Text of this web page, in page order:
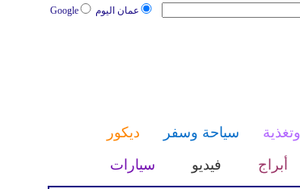
عمان اليوم Google
سياحة وسفر
ديكور
أبراج فيديو سيارات